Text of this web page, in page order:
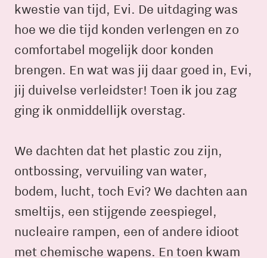
kwestie van tijd, Evi. De uitdaging was
hoe we die tijd konden verlengen en zo
comfortabel mogelijk door konden
brengen. En wat was jij daar goed in, Evi,
jij duivelse verleidster! Toen ik jou zag
ging ik onmiddellijk overstag.
We dachten dat het plastic zou zijn,
ontbossing, vervuiling van water,
bodem, lucht, toch Evi? We dachten aan
smeltijs, een stijgende zeespiegel,
nucleaire rampen, een of andere idioot
met chemische wapens. En toen kwam